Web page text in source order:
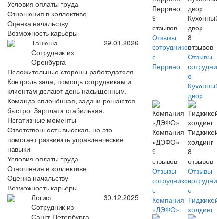
Условия оплаты труда
Отношения в коллективе
Оценка начальству
Возможность карьеры
Танюша
Сотрудник из
Оренбурга
29.01.2026
Положительные стороны работодателя
Контроль зала, помощь сотрудникам и
клиентам делают день насыщенным.
Команда сплочённая, задачи решаются
быстро. Зарплата стабильная.
Негативные моменты
Ответственность высокая, но это
помогает развивать управленческие
навыки.
Условия оплаты труда
Отношения в коллективе
Оценка начальству
Возможность карьеры
Логист
Сотрудник из
Санкт-Петербурга
30.12.2025
Перрино
9
отзывов
Отзывы
сотрудников
о
Перрино
двор
8
отзывов
Отзывы
о
двор
Компания
«ДЭФО»
9
отзывов
Отзывы
сотрудников
о
Компания
«ДЭФО»
холдинг
8
отзывов
Отзывы
о
холдинг